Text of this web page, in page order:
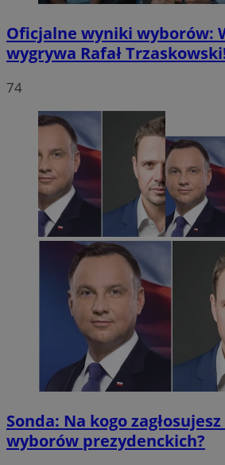
Oficjalne wyniki wyborów:
wygrywa Rafał
74
Sonda: Na kogo
wyborów prezydenckich?